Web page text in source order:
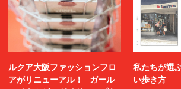
ルクア大阪ファッションフロ
アがリニューアル！ ガール
私たちが選
い歩き方